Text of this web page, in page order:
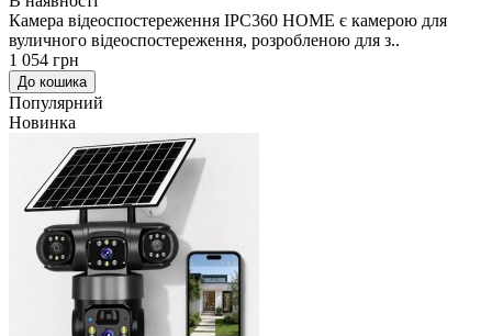
Камера відеоспостереження IPC360 HOME є камерою для
вуличного відеоспостереження, розробленою для з..
1 054 грн
До кошика
Популярний
Новинка